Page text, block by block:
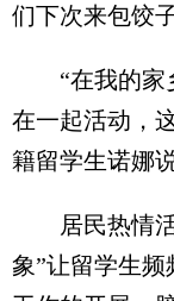
们下次来包饺
“在我的家
在一起活动，
籍留学生诺娜说
居民热情活
象”让留学生